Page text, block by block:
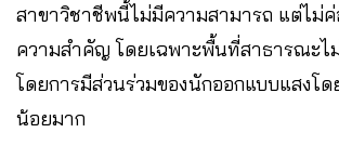
สาขาวิชาชีพนี้ไม่มีความสามารถ แต่ไม่ค่
ความสำคัญ โดยเฉพาะพื้นที่สาธารณะไ
โดยการมีส่วนร่วมของนักออกแบบแสงโ
น้อยมาก